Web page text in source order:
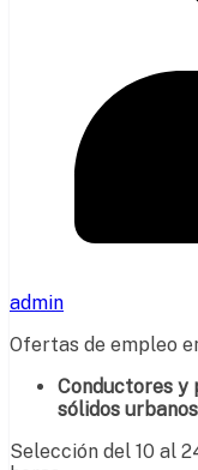
admin
Ofertas de empleo
Conductores y
sólidos
Selección del 10 al